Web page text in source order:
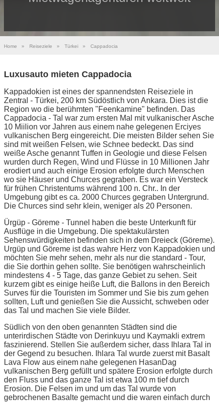
Home » Reiseziele » Türkei » Cappadocia
Luxusauto mieten Cappadocia
Kappadokien ist eines der spannendsten Reiseziele in
Zentral - Türkei, 200 km Südöstlich von Ankara. Dies ist die
Region wo die berühmten "Feenkamine" befinden. Das
Cappadocia - Tal war zum ersten Mal mit vulkanischer Asche
10 Miilion vor Jahren aus einem nahe gelegenen Erciyes
vulkanischen Berg eingereicht. Die meisten Bilder sehen Sie
sind mit weißen Felsen, wie Schnee bedeckt. Das sind
weiße Asche genannt Tuffen in Geologie und diese Felsen
wurden durch Regen, Wind und Flüsse in 10 Millionen Jahr
erodiert und auch einige Erosion erfolgte durch Menschen
wo sie Häuser und Churces gegraben. Es war ein Versteck
für frühen Christentums während 100 n. Chr.. In der
Umgebung gibt es ca. 2000 Churces gegraben Untergrund.
Die Churces sind sehr klein, weniger als 20 Personen.
Ürgüp - Göreme - Tunnel haben die beste Unterkunft für
Ausflüge in die Umgebung. Die spektakulärsten
Sehenswürdigkeiten befinden sich in dem Dreieck (Göreme).
Urgüp und Göreme ist das wahre Herz von Kappadokien und
möchten Sie mehr sehen, mehr als nur die standard - Tour,
die Sie dorthin gehen sollte. Sie benötigen wahrscheinlich
mindestens 4 - 5 Tage, das ganze Gebiet zu sehen. Seit
kurzem gibt es einige heiße Luft, die Ballons in den Bereich
Surves für die Touristen im Sommer und Sie bis zum gehen
sollten, Luft und genießen Sie die Aussicht, schweben oder
das Tal und machen Sie viele Bilder.
Südlich von den oben genannten Städten sind die
unterirdischen Städte von Derinkuyu und Kaymakli extrem
faszinierend. Stellen Sie außerdem sicher, dass Ihlara Tal in
der Gegend zu besuchen. Ihlara Tal wurde zuerst mit Basalt
Lava Flow aus einem nahe gelegenen HasanDag
vulkanischen Berg gefüllt und spätere Erosion erfolgte durch
den Fluss und das ganze Tal ist etwa 100 m tief durch
Erosion. Die Felsen im und um das Tal wurde von
gebrochenen Basalte gemacht und die waren einfach durch